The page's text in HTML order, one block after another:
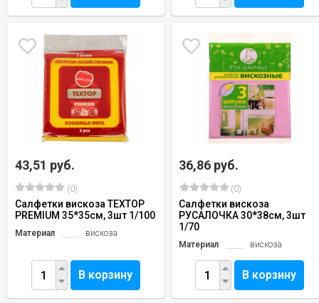
43,51 руб.
(0)
Салфетки вискоза TEXTOP
PREMIUM 35*35см, 3шт 1/100
Материал вискоза
В корзину
36,86 руб.
(0)
Салфетки вискоза
РУСАЛОЧКА 30*38см, 3шт
1/70
Материал вискоза
В корзину